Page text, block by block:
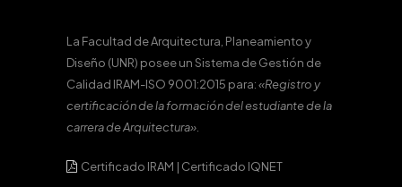
La Facultad de Arquitectura, Planeamiento y
Diseño (UNR) posee un Sistema de Gestión de
Calidad IRAM-ISO 9001:2015 para:«Registro y
certificación de la formación del estudiante de la
carrera de Arquitectura».
Certificado IRAM | Certificado IQNET